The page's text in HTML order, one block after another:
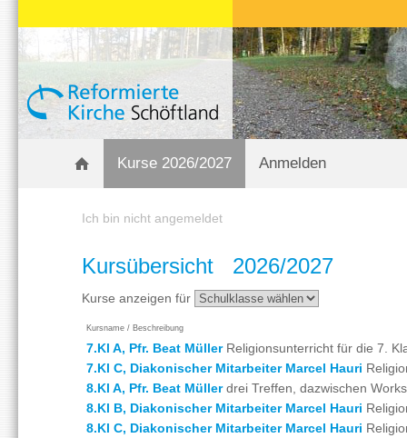
Kurse 2026/2027 Anmelden
Ich bin nicht angemeldet
Kursübersicht 2026/2027
Kurse anzeigen für
Kursname / Beschreibung
7.Kl A, Pfr. Beat MüllerReligionsunterricht für die 7.
7.Kl C, Diakonischer Mitarbeiter Marcel Hauri
8.Kl A, Pfr. Beat Müllerdrei Treffen, dazwischen
8.Kl B, Diakonischer Mitarbeiter Marcel Hauri
8.Kl C, Diakonischer Mitarbeiter Marcel Hauri